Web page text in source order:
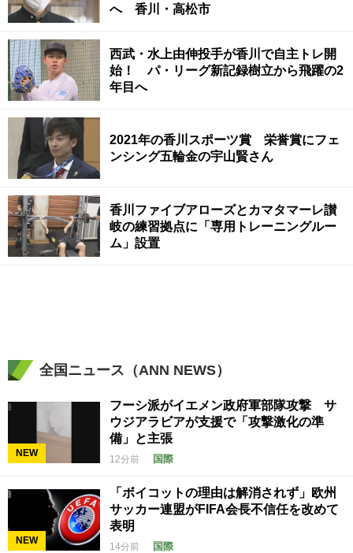
へ 香川・高松市
西武・水上由伸投手が香川で自主トレ開
始！ パ・リーグ新記録樹立から飛躍の2
年目へ
2021年の香川スポーツ賞 栄誉賞にフェ
ンシング五輪金の宇山賢さん
香川ファイブアローズとカマタマーレ讃
岐の練習拠点に「専用トレーニングルー
ム」設置
全国ニュース（ANN NEWS）
NEW
フーシ派がイエメン政府軍部隊攻撃 サ
ウジアラビアが支援で「攻撃激化の準
備」と主張
12分前 国際
NEW
「ボイコットの理由は解消されず」欧州
サッカー連盟がFIFA会長不信任を改めて
表明
14分前 国際